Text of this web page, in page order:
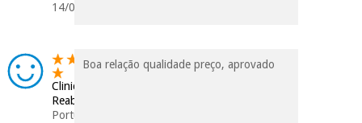
14/03/2026
Clinica
Reabilitação
Portugal
Boa relação qualidade preço, aprovado